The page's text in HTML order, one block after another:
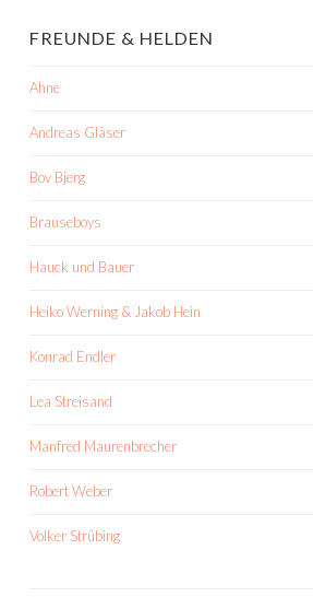
FREUNDE & HELDEN
Ahne
Andreas Gläser
Bov Bjerg
Brauseboys
Hauck und Bauer
Heiko Werning & Jakob Hein
Konrad Endler
Lea Streisand
Manfred Maurenbrecher
Robert Weber
Volker Strübing